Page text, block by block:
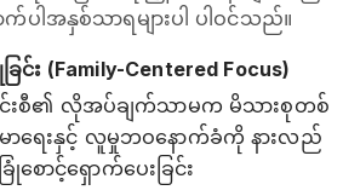
ါအနှစ်သာရများပါ ပါဝင်သည်။
င်း (Family-Centered Focus)
င်းစီ၏ လိုအပ်ချက်သာမက မိသားစုတစ်
ာရေးနှင့် လူမှုဘဝနောက်ခံကို နားလည်
ောင့်ရှောက်ပေးခြင်း